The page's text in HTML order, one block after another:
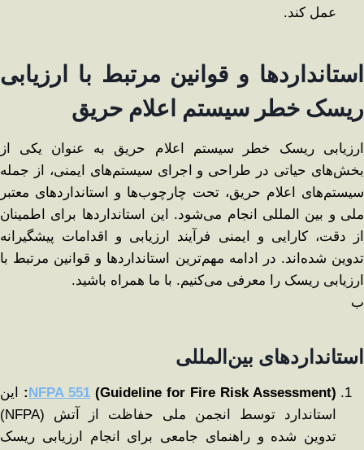
عمل کند.
استانداردها و قوانین مرتبط با ارزیابی
ریسک خطر سیستم اعلام حریق
ارزیابی ریسک خطر سیستم اعلام حریق به‌ عنوان یکی از
بخش‌های حیاتی در طراحی و اجرای سیستم‌های ایمنی، از جمله
سیستم‌های اعلام حریق، تحت چارچوب‌ها و استانداردهای معتبر
ملی و بین ‌المللی انجام می‌شود. این استانداردها برای اطمینان
از دقت، کارایی و ایمنی فرآیند ارزیابی و اقدامات پیشگیرانه
تدوین شده‌اند. در ادامه مهم‌ترین استانداردها و قوانین مرتبط با
ارزیابی ریسک را معرفی می‌کنیم. با ما همراه باشید.
ب
استانداردهای بین‌المللی
NFPA 551 (Guideline for Fire Risk Assessment):
این
استاندارد توسط انجمن ملی حفاظت از آتش (NFPA)
تدوین شده و راهنمای جامعی برای انجام ارزیابی ریسک